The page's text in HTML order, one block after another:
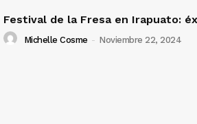
Festival de la Fresa en Irapuato:
Michelle Cosme - Noviembre 22, 2024